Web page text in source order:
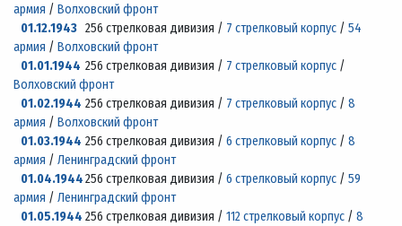
армия / Волховский фронт
01.12.1943 256 стрелковая дивизия / 7 стрелковый корпус /54
армия / Волховский фронт
01.01.1944256 стрелковая дивизия / 7 стрелковый корпус /
Волховский фронт
01.02.1944256 стрелковая дивизия / 7 стрелковый корпус /8
армия / Волховский фронт
01.03.1944256 стрелковая дивизия /6 стрелковый корпус /8
армия / Ленинградский фронт
01.04.1944256 стрелковая дивизия /6 стрелковый корпус /59
армия / Ленинградский фронт
01.05.1944256 стрелковая дивизия /112 стрелковый корпус /8